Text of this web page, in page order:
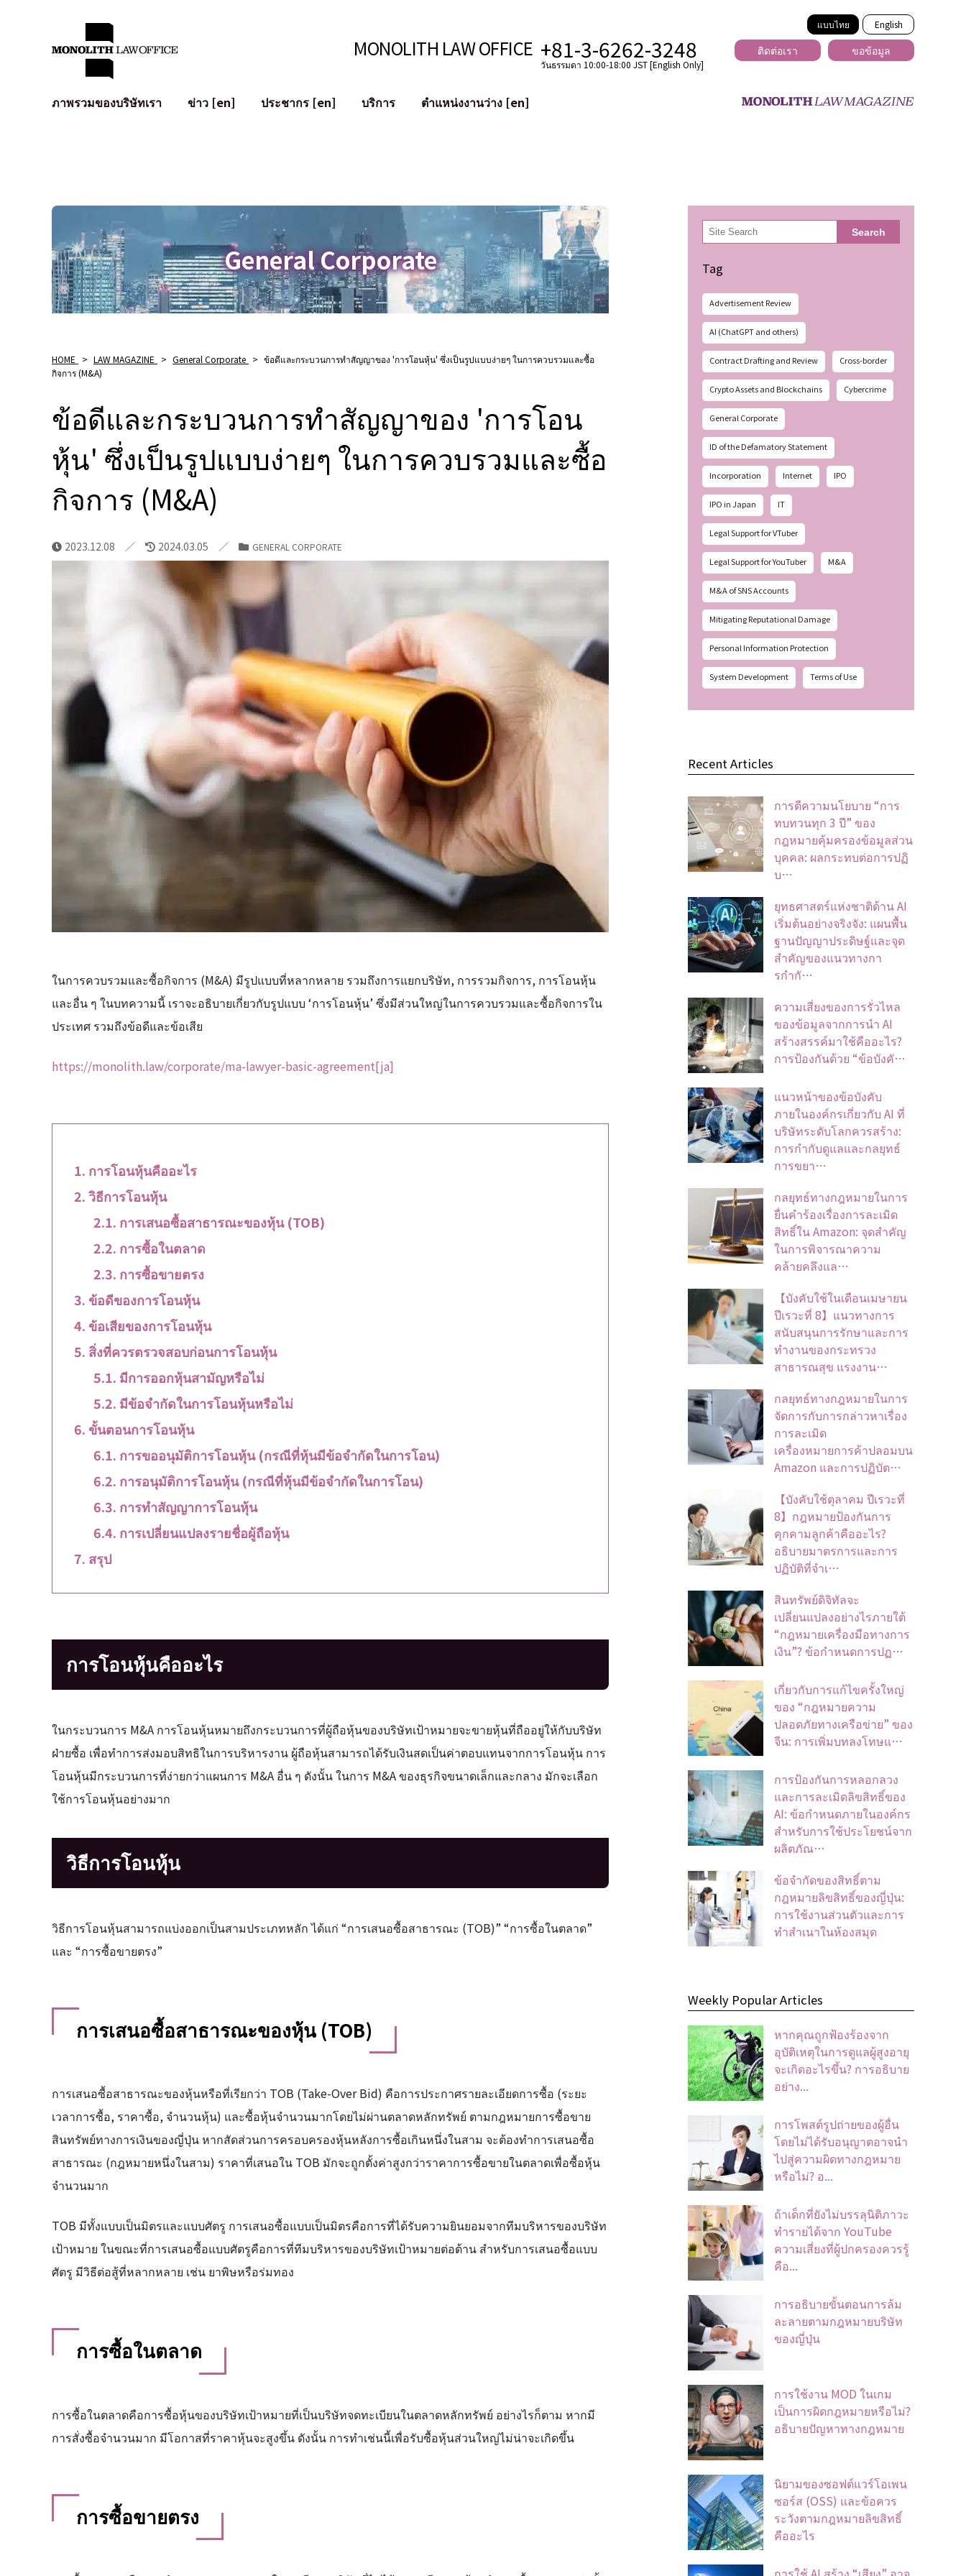
แบบไทย English
MONOLITH LAW OFFICE +81-3-6262-3248
วันธรรมดา 10:00-18:00 JST [English Only]
ติดต่อเรา ขอข้อมูล
ภาพรวมของบริษัทเรา
ข่าว [en] ประชากร [en]
บริการ
การป้องกันข้อมูลส่วนบุคคล
การตรวจสอบโฆษณา
อาชญากรรมไซเบอร์
การบรรเทาความเสียหายต่อชื่อเสียง
การระบุตัวตนของคำกล่าวหาที่เป็นการใส่ร้าย
ตำแหน่งงานว่าง [en]
General Corporate
HOME > LAW MAGAZINE > General Corporate > ข้อดีและกระบวนการทำสัญญาของ 'การโอนหุ้น' ซึ่งเป็นรูปแบบง่ายๆ ในการควบรวมและซื้อ
กิจการ (M&A)
ข้อดีและกระบวนการทำสัญญาของ 'การโอน
หุ้น' ซึ่งเป็นรูปแบบง่ายๆ ในการควบรวมและซื้อ
กิจการ (M&A)
2023.12.08 2024.03.05 GENERAL CORPORATE
ในการควบรวมและซื้อกิจการ (M&A) มีรูปแบบที่หลากหลาย รวมถึงการแยกบริษัท, การรวมกิจการ, การโอนหุ้น
และอื่น ๆ ในบทความนี้ เราจะอธิบายเกี่ยวกับรูปแบบ ‘การโอนหุ้น’ ซึ่งมีส่วนใหญ่ในการควบรวมและซื้อกิจการใน
ประเทศ รวมถึงข้อดีและข้อเสีย
https://monolith.law/corporate/ma-lawyer-basic-agreement[ja]
การโอนหุ้นคืออะไร
วิธีการโอนหุ้น
การเสนอซื้อสาธารณะของหุ้น (TOB)
การซื้อในตลาด
การซื้อขายตรง
ข้อดีของการโอนหุ้น
ข้อเสียของการโอนหุ้น
สิ่งที่ควรตรวจสอบก่อนการโอนหุ้น
มีการออกหุ้นสามัญหรือไม่
มีข้อจำกัดในการโอนหุ้นหรือไม่
ขั้นตอนการโอนหุ้น
การขออนุมัติการโอนหุ้น (กรณีที่หุ้นมีข้อจำกัดในการโอน)
การอนุมัติการโอนหุ้น (กรณีที่หุ้นมีข้อจำกัดในการโอน)
การทำสัญญาการโอนหุ้น
การเปลี่ยนแปลงรายชื่อผู้ถือหุ้น
สรุป
การโอนหุ้นคืออะไร
ในกระบวนการ M&A การโอนหุ้นหมายถึงกระบวนการที่ผู้ถือหุ้นของบริษัทเป้าหมายจะขายหุ้นที่ถืออยู่ให้กับบริษัท
ฝ่ายซื้อ เพื่อทำการส่งมอบสิทธิในการบริหารงาน ผู้ถือหุ้นสามารถได้รับเงินสดเป็นค่าตอบแทนจากการโอนหุ้น การ
โอนหุ้นมีกระบวนการที่ง่ายกว่าแผนการ M&A อื่น ๆ ดังนั้น ในการ M&A ของธุรกิจขนาดเล็กและกลาง มักจะเลือก
ใช้การโอนหุ้นอย่างมาก
วิธีการโอนหุ้น
วิธีการโอนหุ้นสามารถแบ่งออกเป็นสามประเภทหลัก ได้แก่ “การเสนอซื้อสาธารณะ (TOB)” “การซื้อในตลาด”
และ “การซื้อขายตรง”
การเสนอซื้อสาธารณะของหุ้น (TOB)
การเสนอซื้อสาธารณะของหุ้นหรือที่เรียกว่า TOB (Take-Over Bid) คือการประกาศรายละเอียดการซื้อ (ระยะ
เวลาการซื้อ, ราคาซื้อ, จำนวนหุ้น) และซื้อหุ้นจำนวนมากโดยไม่ผ่านตลาดหลักทรัพย์ ตามกฎหมายการซื้อขาย
สินทรัพย์ทางการเงินของญี่ปุ่น หากสัดส่วนการครอบครองหุ้นหลังการซื้อเกินหนึ่งในสาม จะต้องทำการเสนอซื้อ
สาธารณะ (กฎหมายหนึ่งในสาม) ราคาที่เสนอใน TOB มักจะถูกตั้งค่าสูงกว่าราคาการซื้อขายในตลาดเพื่อซื้อหุ้น
จำนวนมาก
TOB มีทั้งแบบเป็นมิตรและแบบศัตรู การเสนอซื้อแบบเป็นมิตรคือการที่ได้รับความยินยอมจากทีมบริหารของบริษัท
เป้าหมาย ในขณะที่การเสนอซื้อแบบศัตรูคือการที่ทีมบริหารของบริษัทเป้าหมายต่อต้าน สำหรับการเสนอซื้อแบบ
ศัตรู มีวิธีต่อสู้ที่หลากหลาย เช่น ยาพิษหรือร่มทอง
การซื้อในตลาด
การซื้อในตลาดคือการซื้อหุ้นของบริษัทเป้าหมายที่เป็นบริษัทจดทะเบียนในตลาดหลักทรัพย์ อย่างไรก็ตาม หากมี
การสั่งซื้อจำนวนมาก มีโอกาสที่ราคาหุ้นจะสูงขึ้น ดังนั้น การทำเช่นนี้เพื่อรับซื้อหุ้นส่วนใหญ่ไม่น่าจะเกิดขึ้น
การซื้อขายตรง
検
索 Search
Tag
Advertisement Review
AI (ChatGPT and others)
Contract Drafting and Review Cross-border
Crypto Assets and Blockchains Cybercrime
General Corporate
ID of the Defamatory Statement
Incorporation Internet IPO
IPO in Japan IT
Legal Support for VTuber
Legal Support for YouTuber M&A
M&A of SNS Accounts
Mitigating Reputational Damage
Personal Information Protection
System Development Terms of Use
Recent Articles
การตีความนโยบาย “การ
ทบทวนทุก 3 ปี” ของ
กฎหมายคุ้มครองข้อมูลส่วน
บุคคล: ผลกระทบต่อการปฏิ
บ…
ยุทธศาสตร์แห่งชาติด้าน AI
เริ่มต้นอย่างจริงจัง: แผนพื้น
ฐานปัญญาประดิษฐ์และจุด
สำคัญของแนวทางกา
รกำกั…
ความเสี่ยงของการรั่วไหล
ของข้อมูลจากการนำ AI
สร้างสรรค์มาใช้คืออะไร?
การป้องกันด้วย “ข้อบังคั…
แนวหน้าของข้อบังคับ
ภายในองค์กรเกี่ยวกับ AI ที่
บริษัทระดับโลกควรสร้าง:
การกำกับดูแลและกลยุทธ์
การขยา…
กลยุทธ์ทางกฎหมายในการ
ยื่นคำร้องเรื่องการละเมิด
สิทธิ์ใน Amazon: จุดสำคัญ
ในการพิจารณาความ
คล้ายคลึงแล…
【บังคับใช้ในเดือนเมษายน
ปีเรวะที่ 8】แนวทางการ
สนับสนุนการรักษาและการ
ทำงานของกระทรวง
สาธารณสุข แรงงาน…
กลยุทธ์ทางกฎหมายในการ
จัดการกับการกล่าวหาเรื่อง
การละเมิด
เครื่องหมายการค้าปลอมบน
Amazon และการปฏิบัต…
【บังคับใช้ตุลาคม ปีเรวะที่
8】กฎหมายป้องกันการ
คุกคามลูกค้าคืออะไร?
อธิบายมาตรการและการ
ปฏิบัติที่จำเ…
สินทรัพย์ดิจิทัลจะ
เปลี่ยนแปลงอย่างไรภายใต้
“กฎหมายเครื่องมือทางการ
เงิน”? ข้อกำหนดการปฏ…
เกี่ยวกับการแก้ไขครั้งใหญ่
ของ “กฎหมายความ
ปลอดภัยทางเครือข่าย” ของ
จีน: การเพิ่มบทลงโทษแ…
การป้องกันการหลอกลวง
และการละเมิดลิขสิทธิ์ของ
AI: ข้อกำหนดภายในองค์กร
สำหรับการใช้ประโยชน์จาก
ผลิตภัณ…
ข้อจํากัดของสิทธิ์ตาม
กฎหมายลิขสิทธิ์ของญี่ปุ่น:
การใช้งานส่วนตัวและการ
ทําสําเนาในห้องสมุด
Weekly Popular Articles
หากคุณถูกฟ้องร้องจาก
อุบัติเหตุในการดูแลผู้สูงอายุ
จะเกิดอะไรขึ้น? การอธิบาย
อย่าง...
การโพสต์รูปถ่ายของผู้อื่น
โดยไม่ได้รับอนุญาตอาจนํา
ไปสู่ความผิดทางกฎหมาย
หรือไม่? อ...
ถ้าเด็กที่ยังไม่บรรลุนิติภาวะ
ทำรายได้จาก YouTube
ความเสี่ยงที่ผู้ปกครองควรรู้
คือ...
การอธิบายขั้นตอนการล้ม
ละลายตามกฎหมายบริษัท
ของญี่ปุ่น
การใช้งาน MOD ในเกม
เป็นการผิดกฎหมายหรือไม่?
อธิบายปัญหาทางกฎหมาย
นิยามของซอฟต์แวร์โอเพน
ซอร์ส (OSS) และข้อควร
ระวังตามกฎหมายลิขสิทธิ์
คืออะไร